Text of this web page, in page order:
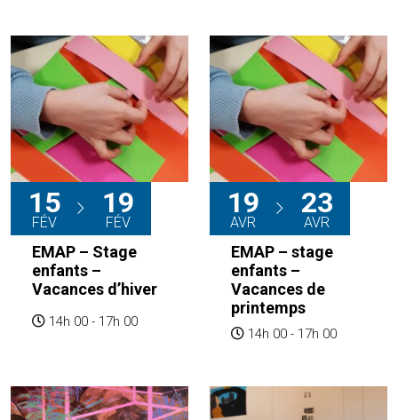
15
FÉV
19
FÉV
EMAP – Stage
enfants –
Vacances d’hiver
14h 00 - 17h 00
19
AVR
23
AVR
EMAP – stage
enfants –
Vacances de
printemps
14h 00 - 17h 00